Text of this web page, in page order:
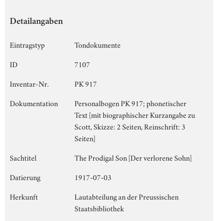
Detailangaben
Eintragstyp
Tondokumente
ID
7107
Inventar-Nr.
PK 917
Dokumentation
Personalbogen PK 917; phonetischer
Text [mit biographischer Kurzangabe zu
Scott, Skizze: 2 Seiten, Reinschrift: 3
Seiten]
Sachtitel
The Prodigal Son [Der verlorene Sohn]
Datierung
1917-07-03
Herkunft
Lautabteilung an der Preussischen
Staatsbibliothek